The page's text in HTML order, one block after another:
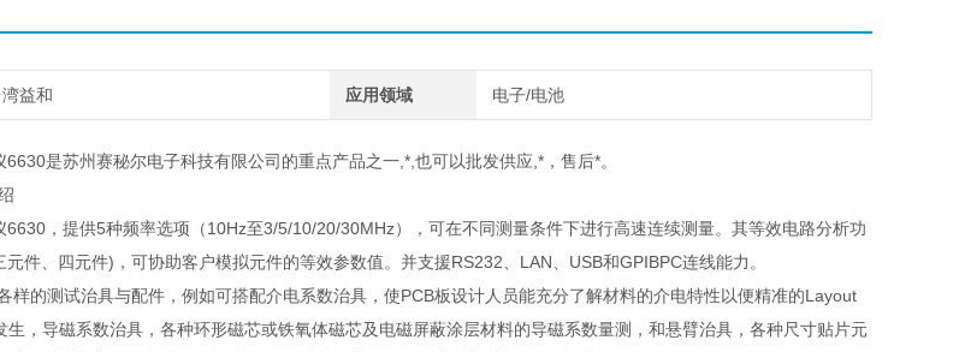
益和 应用领域 电子/电池
是苏州赛秘尔电子科技有限公司的重点产品之一,*,也可以批发供应,*，售后*。
，提供5种频率选项（10Hz至3/5/10/20/30MHz），可在不同测量条件下进行高速连续测量。其等效电路分析功
件、四元件)，可协助客户模拟元件的等效参数值。并支援RS232、LAN、USB和GPIBPC连线能力。
样的测试治具与配件，例如可搭配介电系数治具，使PCB板设计人员能充分了解材料的介电特性以便精准的Layout
生，导磁系数治具，各种环形磁芯或铁氧体磁芯及电磁屏蔽涂层材料的导磁系数量测，和悬臂治具，各种尺寸贴片元